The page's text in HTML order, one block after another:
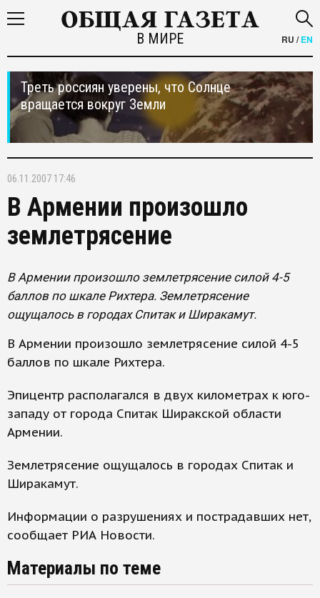
В МИРЕ RU /EN
Треть россиян уверены, что Солнце
вращается вокруг Земли
06.11.2007 17:46
В Армении произошло
землетрясение
В Армении произошло землетрясение силой 4-5
баллов по шкале Рихтера. Землетрясение
ощущалось в городах Спитак и Ширакамут.
В Армении произошло землетрясение силой 4-5
баллов по шкале Рихтера.
Эпицентр располагался в двух километрах к юго-
западу от города Спитак Ширакской области
Армении.
Землетрясение ощущалось в городах Спитак и
Ширакамут.
Информации о разрушениях и пострадавших нет,
сообщает РИА Новости.
Материалы по теме